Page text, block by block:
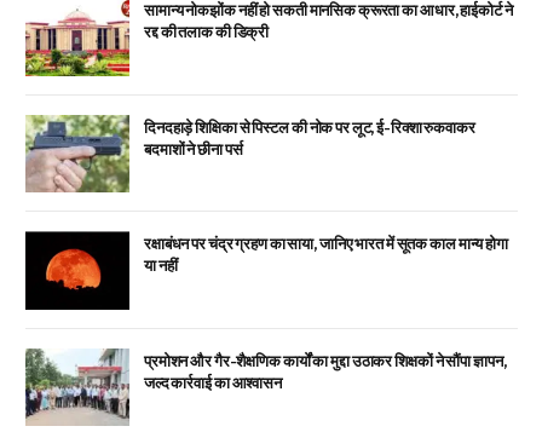
सामान्य नोकझोंक नहीं हो सकती मानसिक क्रूरता का आधार, हाईकोर्ट ने
रद्द की तलाक की डिक्री
दिनदहाड़े शिक्षिका से पिस्टल की नोक पर लूट, ई-रिक्शा रुकवाकर
बदमाशों ने छीना पर्स
रक्षाबंधन पर चंद्र ग्रहण का साया, जानिए भारत में सूतक काल मान्य होगा
या नहीं
प्रमोशन और गैर-शैक्षणिक कार्यों का मुद्दा उठाकर शिक्षकों ने सौंपा ज्ञापन,
जल्द कार्रवाई का आश्वासन